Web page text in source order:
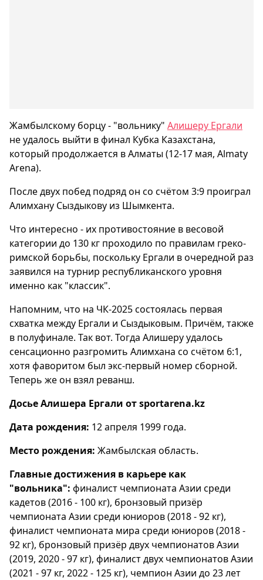
Жамбылскому борцу - "вольнику" Алишеру Ергали
не удалось выйти в финал Кубка Казахстана,
который продолжается в Алматы (12-17 мая, Almaty
Arena).
После двух побед подряд он со счётом 3:9 проиграл
Алимхану Сыздыкову из Шымкента.
Что интересно - их противостояние в весовой
категории до 130 кг проходило по правилам греко-
римской борьбы, поскольку Ергали в очередной раз
заявился на турнир республиканского уровня
именно как "классик".
Напомним, что на ЧК-2025 состоялась первая
схватка между Ергали и Сыздыковым. Причём, также
в полуфинале. Так вот. Тогда Алишеру удалось
сенсационно разгромить Алимхана со счётом 6:1,
хотя фаворитом был экс-первый номер сборной.
Теперь же он взял реванш.
Досье Алишера Ергали от sportarena.kz
Дата рождения: 12 апреля 1999 года.
Место рождения: Жамбылская область.
Главные достижения в карьере как
"вольника": финалист чемпионата Азии среди
кадетов (2016 - 100 кг), бронзовый призёр
чемпионата Азии среди юниоров (2018 - 92 кг),
финалист чемпионата мира среди юниоров (2018 -
92 кг), бронзовый призёр двух чемпионатов Азии
(2019, 2020 - 97 кг), финалист двух чемпионатов Азии
(2021 - 97 кг, 2022 - 125 кг), чемпион Азии до 23 лет